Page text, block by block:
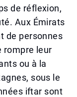
de réflexion,
Aux Émirats
de personnes
rompre leur
ou à la
sous le
iftar sont